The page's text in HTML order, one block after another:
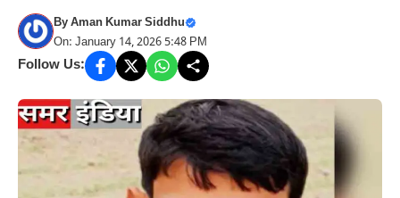
ByAman Kumar Siddhu
On: January 14, 2026 5:48 PM
Follow Us: